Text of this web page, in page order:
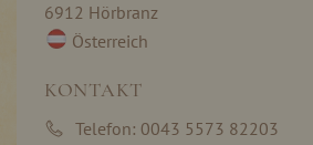
6912 Hörbranz
Österreich
KONTAKT
Telefon: 0043 5573 82203